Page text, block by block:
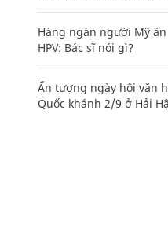
Hàng ngàn người Mỹ
HPV: Bác sĩ nói gì?
Ấn tượng ngày hội văn
Quốc khánh 2/9 ở Hải